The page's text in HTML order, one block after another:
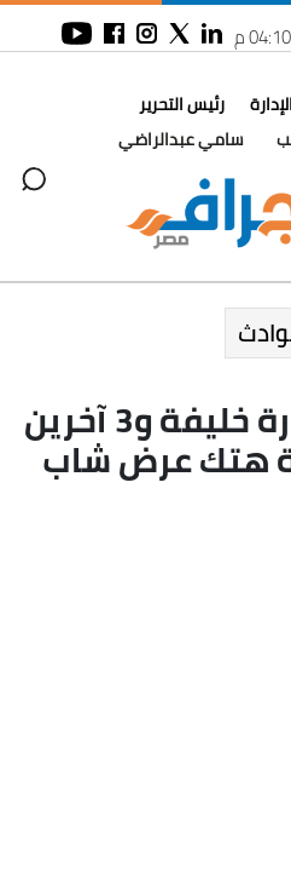
04:10 م
رئيس التحرير
سامي عبدالراضي
حجز محاكمة سارة خليفة و3 آخرين
هتك عرض شاب